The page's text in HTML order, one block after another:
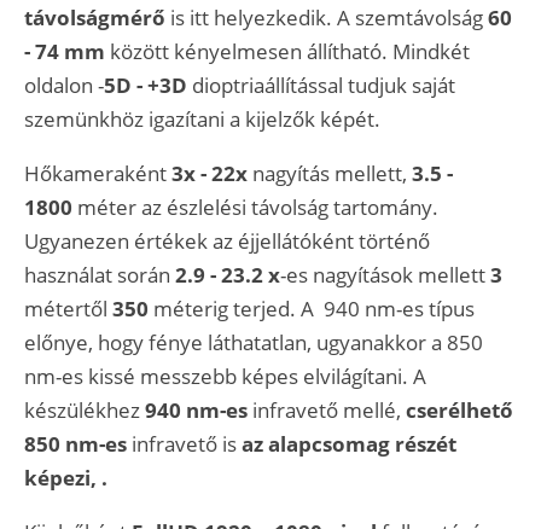
távolságmérő is itt helyezkedik. A szemtávolság60
- 74 mm között kényelmesen állítható. Mindkét
oldalon -5D - +3D dioptriaállítással tudjuk saját
szemünkhöz igazítani a kijelzők képét.
Hőkameraként3x - 22x nagyítás mellett, 3.5 -
1800 méter az észlelési távolság tartomány.
Ugyanezen értékek az éjjellátóként történő
használat során 2.9 - 23.2 x-es nagyítások mellett3
métertől 350 méterig terjed. A 940 nm-es típus
előnye, hogy fénye láthatatlan, ugyanakkor a 850
nm-es kissé messzebb képes elvilágítani. A
készülékhez940 nm-es infravető mellé, cserélhető
850 nm-es infravető isaz alapcsomag részét
képezi, .